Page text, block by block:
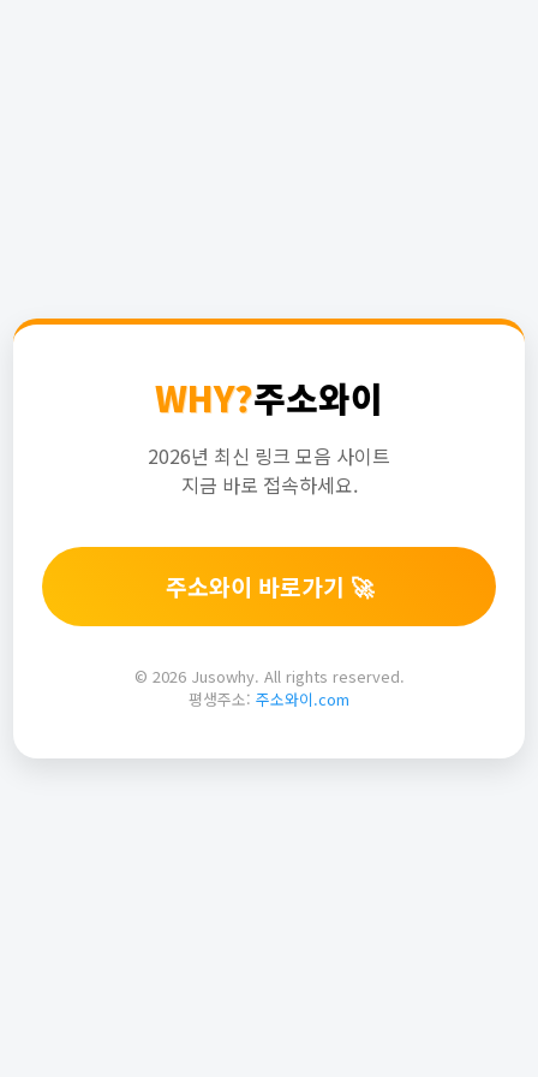
WHY?주소와이
2026년 최신 링크 모음 사이트
지금 바로 접속하세요.
주소와이 바로가기 🚀
© 2026 Jusowhy. All rights reserved.
평생주소: 주소와이.com